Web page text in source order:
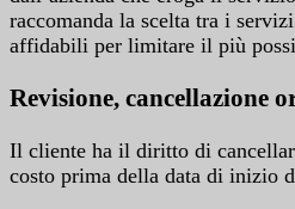
raccomanda la scelta tra i
affidabili per limitare il più
Revisione, cancellazione
Il cliente ha il diritto di
costo prima della data di inizio